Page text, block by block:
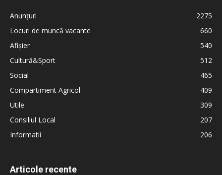
Anunțuri
2275
Locuri de muncă vacante
660
Afișier
540
Cultură&Sport
512
Social
465
Compartiment Agricol
409
Utile
309
Consiliul Local
207
Informatii
206
Articole recente